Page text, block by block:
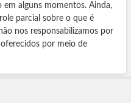
alguns momentos. Ainda,
parcial sobre o que é
nos responsabilizamos por
por meio de